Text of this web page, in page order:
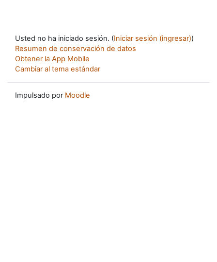
Usted no ha iniciado sesión. (Iniciar sesión (ingresar))
Resumen de conservación de datos
Obtener la App Mobile
Cambiar al tema estándar
Impulsado por Moodle